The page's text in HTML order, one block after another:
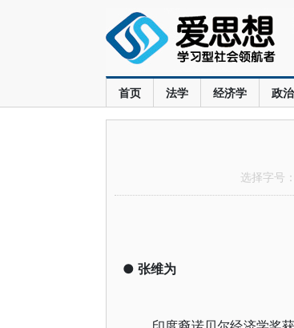
首页 法学 经济学 政
选择字号：
● 张维为